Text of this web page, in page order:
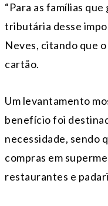
“Para as famílias
tributária desse
Neves, citando que
cartão.
Um levantamento
benefício foi
necessidade, sendo
compras em
restaurantes e